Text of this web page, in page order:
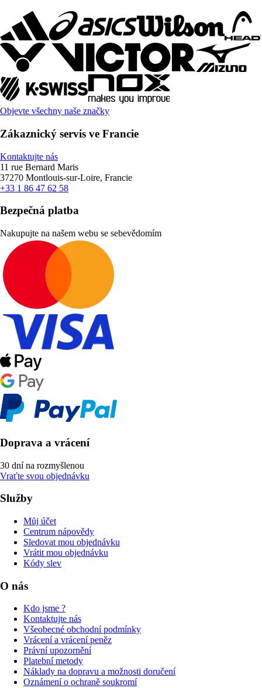
Objevte všechny naše značky
Zákaznický servis ve Francie
Kontaktujte nás
11 rue Bernard Maris
37270 Montlouis-sur-Loire, Francie
+33 1 86 47 62 58
Bezpečná platba
Nakupujte na našem webu se sebevědomím
Doprava a vrácení
30 dní na rozmyšlenou
Vraťte svou objednávku
Služby
Můj účet
Centrum nápovědy
Sledovat mou objednávku
Vrátit mou objednávku
Kódy slev
O nás
Kdo jsme ?
Kontaktujte nás
Všeobecné obchodní podmínky
Vrácení a vrácení peněz
Právní upozornění
Platební metody
Náklady na dopravu a možnosti doručení
Oznámení o ochraně soukromí